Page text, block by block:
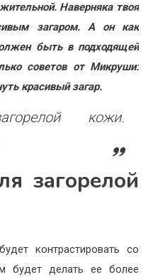
Наверняка твоя
загаром. А он как
быть в подходящей
советов от Микруши:
красивый загар.
кожи.
загорелой
контрастировать со
будет делать ее более